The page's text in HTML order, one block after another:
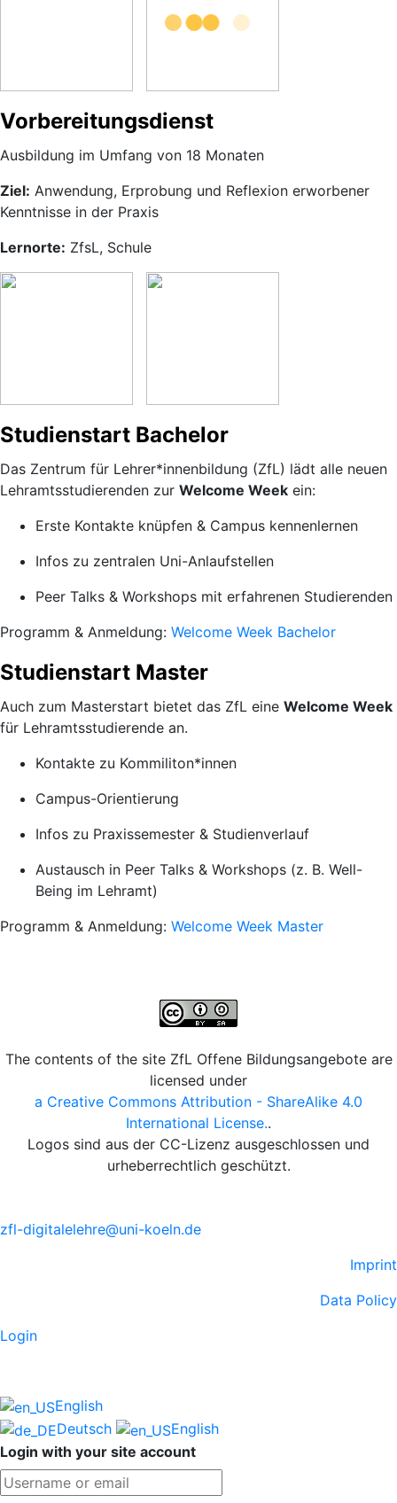
Vorbereitungsdienst
Ausbildung im Umfang von 18 Monaten
Ziel: Anwendung, Erprobung und Reflexion erworbener
Kenntnisse in der Praxis
Lernorte: ZfsL, Schule
Studienstart Bachelor
Das Zentrum für Lehrer*innenbildung (ZfL) lädt alle neuen
Lehramtsstudierenden zur Welcome Week ein:
Erste Kontakte knüpfen & Campus kennenlernen
Infos zu zentralen Uni-Anlaufstellen
Peer Talks & Workshops mit erfahrenen Studierenden
Programm & Anmeldung: Welcome Week Bachelor
Studienstart Master
Auch zum Masterstart bietet das ZfL eine Welcome Week
für Lehramtsstudierende an.
Kontakte zu Kommiliton*innen
Campus-Orientierung
Infos zu Praxissemester & Studienverlauf
Austausch in Peer Talks & Workshops (z. B. Well-
Being im Lehramt)
Programm & Anmeldung: Welcome Week Master
The contents of the site ZfL Offene Bildungsangebote are
licensed under
a Creative Commons Attribution - ShareAlike 4.0
International License..
Logos sind aus der CC-Lizenz ausgeschlossen und
urheberrechtlich geschützt.
zfl-digitalelehre@uni-koeln.de
Imprint
Data Policy
Login
English
Deutsch
English
Login with your site account